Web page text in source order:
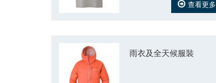
查看更多
雨衣及全天候服裝